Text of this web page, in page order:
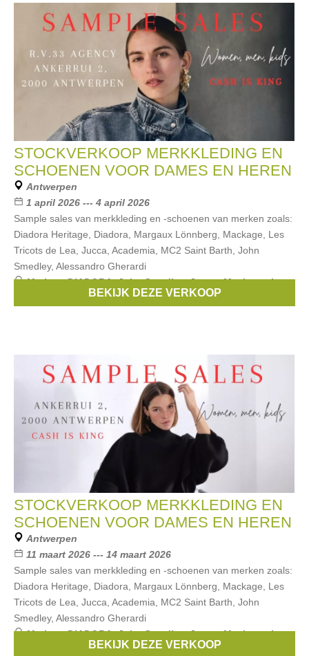
STOCKVERKOOP MERKKLEDING EN
SCHOENEN VOOR DAMES EN HEREN
Antwerpen
1 april 2026 --- 4 april 2026
Sample sales van merkkleding en -schoenen van merken zoals:
Diadora Heritage, Diadora, Margaux Lönnberg, Mackage, Les
Tricots de Lea, Jucca, Academia, MC2 Saint Barth, John
Smedley, Alessandro Gherardi
Merken:DIADORA,John Smedley,Jucca,Mackage,Les
, ...BEKIJK DEZE VERKOOP
STOCKVERKOOP MERKKLEDING EN
SCHOENEN VOOR DAMES EN HEREN
Antwerpen
11 maart 2026 --- 14 maart 2026
Sample sales van merkkleding en -schoenen van merken zoals:
Diadora Heritage, Diadora, Margaux Lönnberg, Mackage, Les
Tricots de Lea, Jucca, Academia, MC2 Saint Barth, John
Smedley, Alessandro Gherardi
Merken:DIADORA,John Smedley,Jucca,Mackage,Les
, ...BEKIJK DEZE VERKOOP